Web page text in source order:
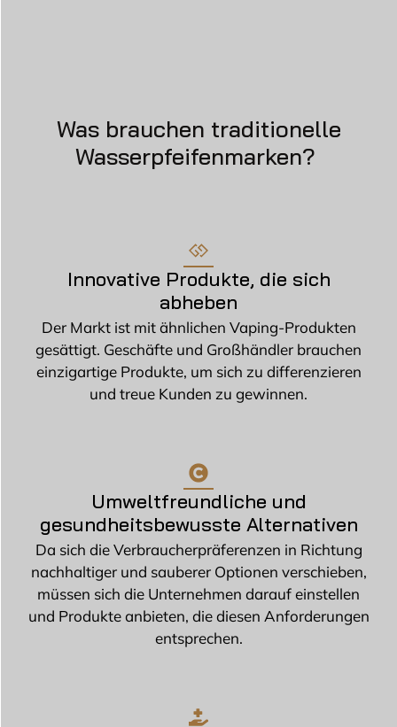
Was brauchen traditionelle
Wasserpfeifenmarken?
Innovative Produkte, die sich
abheben
Der Markt ist mit ähnlichen Vaping-Produkten
gesättigt. Geschäfte und Großhändler brauchen
einzigartige Produkte, um sich zu differenzieren
und treue Kunden zu gewinnen.
Umweltfreundliche und
gesundheitsbewusste Alternativen
Da sich die Verbraucherpräferenzen in Richtung
nachhaltiger und sauberer Optionen verschieben,
müssen sich die Unternehmen darauf einstellen
und Produkte anbieten, die diesen Anforderungen
entsprechen.